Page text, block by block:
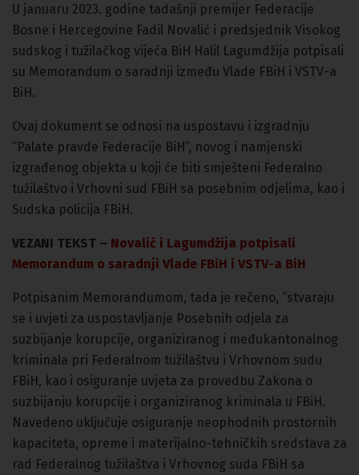
U januaru 2023. godine tadašnji premijer Federacije
Bosne i Hercegovine Fadil Novalić i predsjednik Visokog
sudskog i tužilačkog vijeća BiH Halil Lagumdžija potpisali
su Memorandum o saradnji između Vlade FBiH i VSTV-a
BiH.
Ovaj dokument se odnosi na uspostavu i izgradnju
“Palate pravde Federacije BiH”, novog i namjenski
izgrađenog objekta u koji će biti smješteni Federalno
tužilaštvo i Vrhovni sud FBiH sa posebnim odjelima, kao i
Sudska policija FBiH.
VEZANI TEKST – Novalić i Lagumdžija potpisali
Memorandum o saradnji Vlade FBiH i VSTV-a BiH
Potpisanim Memorandumom, tada je rečeno, “stvaraju
se i uvjeti za uspostavljanje Posebnih odjela za
suzbijanje korupcije, organiziranog i međukantonalnog
kriminala pri Federalnom tužilaštvu i Vrhovnom sudu
FBiH, kao i osiguranje uvjeta za provedbu Zakona o
suzbijanju korupcije i organiziranog kriminala u FBiH.
Navedeno uključuje osiguranje neophodnih prostornih
kapaciteta, opreme i materijalno-tehničkih sredstava za
rad Federalnog tužilaštva i Vrhovnog suda FBiH sa